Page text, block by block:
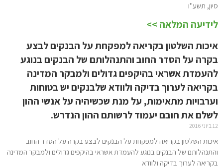
סיון, תשע"ו
לידיעה המלאה >>
איכות השלטון בקריאה למפקחת על הבנקים לבצע
בקרה על הסדר החוב והתנהלותם של הבנקים בנוגע
להעמדת אשראי בהיקפים גדולים ולמבקר המדינה
בקריאה לערוך בדיקה ולוודא שלבנקים יש בטוחות
וערבויות מתאימות, על מנת שכשיהיה על אנשי ההון
לשלם את חובם יעמוד לרשותם ההון הנדרש.
12 ביוני 2016
איכות השלטון בקריאה למפקחת על הבנקים לבצע בקרה על הסדר החוב
והתנהלותם של הבנקים בנוגע להעמדת אשראי בהיקפים גדולים ולמבקר המדינה
בקריאה לערוך בדיקה ולוודא